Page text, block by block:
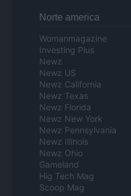
Norte america
Womanmagazine
Investing Plus
Newz
Newz US
Newz California
Newz Texas
Newz Florida
Newz New York
Newz Pennsylvania
Newz Illinois
Newz Ohio
Gameland
Hig Tech Mag
Scoop Mag